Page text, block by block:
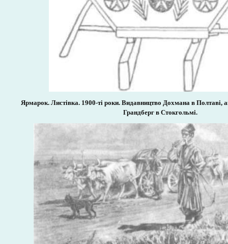
Ярмарок. Листівка. 1900-ті роки. Видавництво Дохмана в Полтаві,
Грандберг в Стокгольмі.